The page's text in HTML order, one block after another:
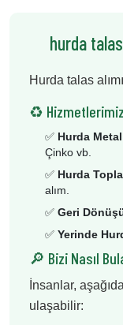
hurda
Hurda talas
♻️ Hizmetlerimiz
✅ Hurda Metal
Çinko vb.
✅ Hurda
alım.
✅ Geri
✅ Yerinde
🔎 Bizi Nasıl
İnsanlar,
ulaşabilir: